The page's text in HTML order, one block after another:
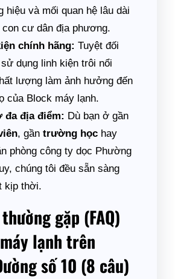
hiệu và mối quan hệ lâu dài
cư dân địa phương.
chính hãng: Tuyệt đối
dụng linh kiện trôi nổi
lượng làm ảnh hưởng đến
của Block máy lạnh.
đa địa điểm: Dù bạn ở gần
, gần trường học hay
phòng công ty dọc Phường
chúng tôi đều sẵn sàng
kịp thời.
gặp (FAQ)
lạnh trên
số 10 (8 câu)